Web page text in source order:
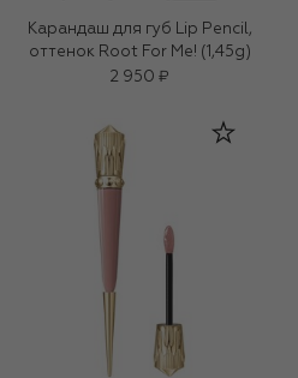
Карандаш для губ Lip Pencil,
оттенок Root For Me! (1,45g)
2 950 ₽